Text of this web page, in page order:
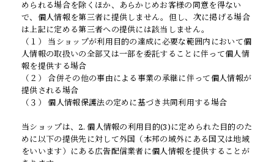
められる場合を除くほか、あらかじめお客様の同意を得ない
で、個人情報を第三者に提供しません。但し、次に掲げる場合
は上記に定める第三者への提供には該当しません。
（１） 当ショップが利用目的の達成に必要な範囲内において個
人情報の取扱いの全部又は一部を委託することに伴って個人情
報を提供する場合
（２） 合併その他の事由による事業の承継に伴って個人情報が
提供される場合
（３） 個人情報保護法の定めに基づき共同利用する場合
当ショップは、2. 個人情報の利用目的(3)に定められた目的のた
めに以下の提供先に対して外国（本邦の域外にある国又は地域
をいいます）にある広告配信業者に個人情報を提供することが